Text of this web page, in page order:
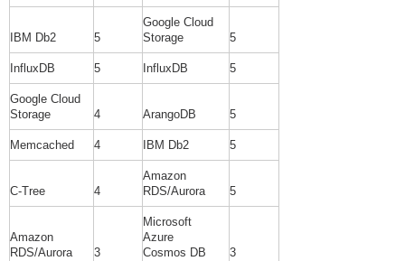
IBM Db2 5
Google Cloud
Storage
5
InfluxDB 5 InfluxDB 5
Google Cloud
Storage
4 ArangoDB 5
Memcached 4 IBM Db2 5
C-Tree 4
Amazon
RDS/Aurora
5
Amazon
RDS/Aurora
3
Microsoft
Azure
Cosmos DB
3